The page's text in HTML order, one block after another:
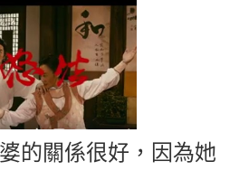
的關係很好，因為她